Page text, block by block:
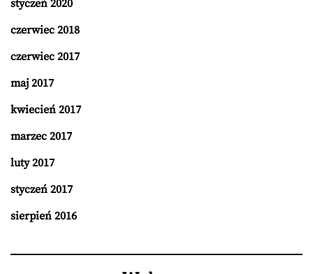
styczeń 2020
czerwiec 2018
czerwiec 2017
maj 2017
kwiecień 2017
marzec 2017
luty 2017
styczeń 2017
sierpień 2016